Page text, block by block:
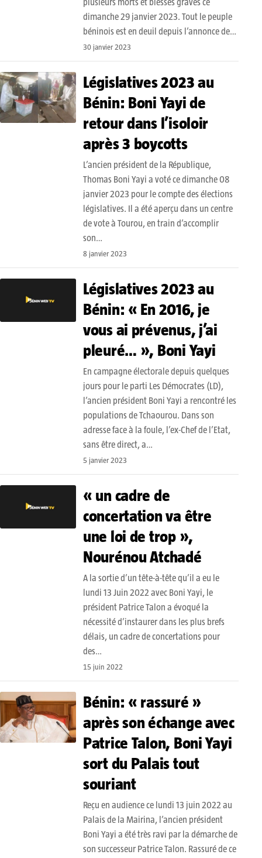
plusieurs morts et blessés graves ce
dimanche 29 janvier 2023. Tout le peuple
béninois est en deuil depuis l’annonce de…
30 janvier 2023
Législatives 2023 au
Bénin: Boni Yayi de
retour dans l’isoloir
après 3 boycotts
L’ancien président de la République,
Thomas Boni Yayi a voté ce dimanche 08
janvier 2023 pour le compte des élections
législatives. Il a été aperçu dans un centre
de vote à Tourou, en train d’accomplir
son…
8 janvier 2023
Législatives 2023 au
Bénin: « En 2016, je
vous ai prévenus, j’ai
pleuré… », Boni Yayi
En campagne électorale depuis quelques
jours pour le parti Les Démocrates (LD),
l’ancien président Boni Yayi a rencontré les
populations de Tchaourou. Dans son
adresse face à la foule, l’ex-Chef de l’Etat,
sans être direct, a…
5 janvier 2023
« un cadre de
concertation va être
une loi de trop »,
Nourénou Atchadé
A la sortie d’un tête-à-tête qu’il a eu le
lundi 13 Juin 2022 avec Boni Yayi, le
président Patrice Talon a évoqué la
nécessité d’instaurer dans les plus brefs
délais, un cadre de concertations pour
des…
15 juin 2022
Bénin: « rassuré »
après son échange avec
Patrice Talon, Boni Yayi
sort du Palais tout
souriant
Reçu en audience ce lundi 13 juin 2022 au
Palais de la Mairina, l’ancien président
Boni Yayi a été très ravi par la démarche de
son successeur Patrice Talon. Rassuré de ce